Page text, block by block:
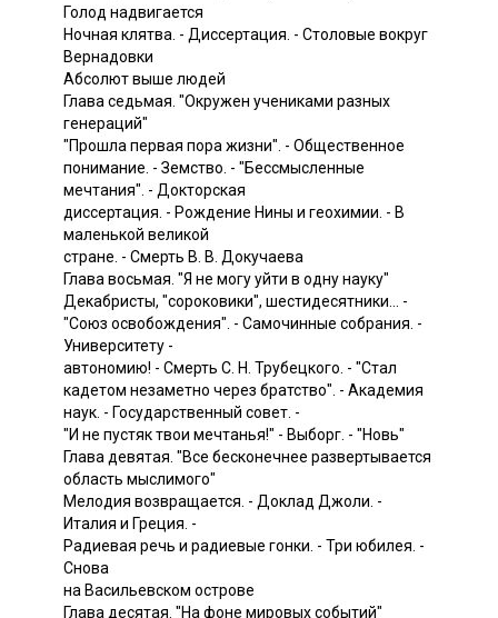
Голод надвигается
Ночная клятва. - Диссертация. - Столовые вокруг
Вернадовки
Абсолют выше людей
Глава седьмая. "Окружен учениками разных
генераций"
"Прошла первая пора жизни". - Общественное
понимание. - Земство. - "Бессмысленные
мечтания". - Докторская
диссертация. - Рождение Нины и геохимии. - В
маленькой великой
стране. - Смерть В. В. Докучаева
Глава восьмая. "Я не могу уйти в одну науку"
Декабристы, "сороковики", шестидесятники... -
"Союз освобождения". - Самочинные собрания. -
Университету -
автономию! - Смерть С. Н. Трубецкого. - "Стал
кадетом незаметно через братство". - Академия
наук. - Государственный совет. -
"И не пустяк твои мечтанья!" - Выборг. - "Новь"
Глава девятая. "Все бесконечнее развертывается
область мыслимого"
Мелодия возвращается. - Доклад Джоли. -
Италия и Греция. -
Радиевая речь и радиевые гонки. - Три юбилея. -
Снова
на Васильевском острове
Глава десятая. "На фоне мировых событий"